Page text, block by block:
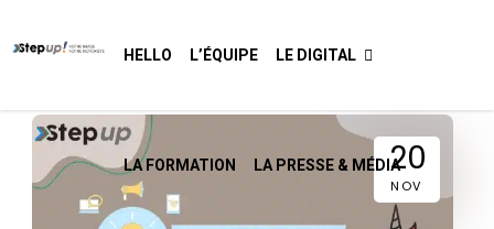
HELLO L’ÉQUIPE LE DIGITAL
LA FORMATION LA PRESSE & MÉDIA20
NOV